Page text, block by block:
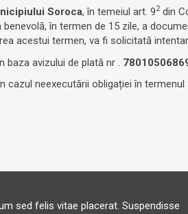
Soroca, în temeiul art. 92din
în termen de 15 zile, a
acestui termen, va fi solicitată
avizului de plată nr .
cazul neexecutării obligației în
sed felis vitae placerat. Suspendisse